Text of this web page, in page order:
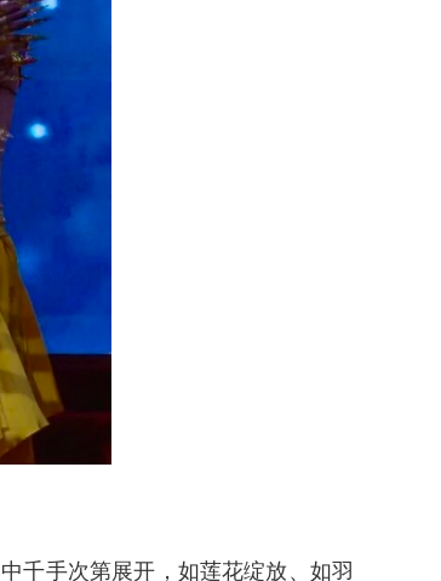
千手次第展开，如莲花绽放、如羽